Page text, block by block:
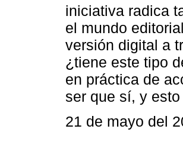
iniciativa radica
el mundo
versión digital a
¿tiene este tipo
en práctica de
ser que sí, y
21 de mayo del